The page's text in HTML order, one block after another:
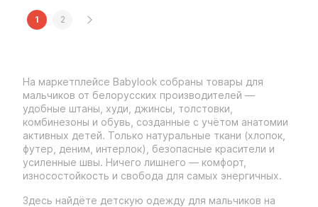
1 2
На маркетплейсе Babylook собраны товары для
мальчиков от белорусских производителей —
удобные штаны, худи, джинсы, толстовки,
комбинезоны и обувь, созданные с учётом анатомии
активных детей. Только натуральные ткани (хлопок,
футер, деним, интерлок), безопасные красители и
усиленные швы. Ничего лишнего — комфорт,
износостойкость и свобода для самых энергичных.
Здесь найдёте детскую одежду для мальчиков на